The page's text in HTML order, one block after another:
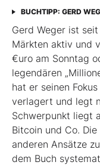
BUCHTIPP: GERD
Gerd Weger ist
Märkten aktiv und
€uro am Sonntag
legendären
hat er seinen
verlagert und legt
Schwerpunkt liegt
Bitcoin und Co.
anderen Ansätze
dem Buch